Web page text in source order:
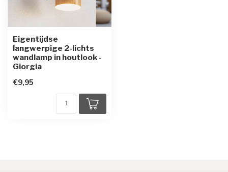
Eigentijdse
langwerpige 2-lichts
wandlamp in houtlook -
Giorgia
€9,95